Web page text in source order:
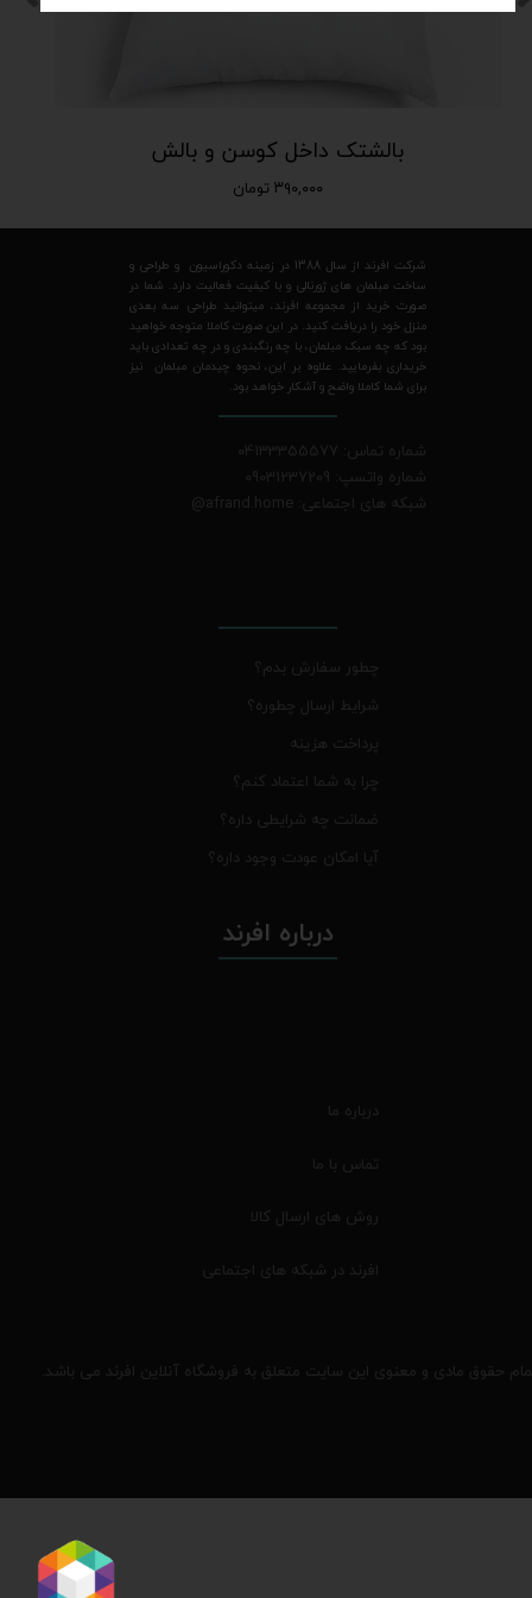
بالشتک داخل کوسن و بالش
۳۹۰,۰۰۰ تومان
شرکت افرند از سال 1388 در زمینه دکوراسیون و طراحی و
ساخت مبلمان های ژورنالی و با کیفیت فعالیت دارد. شما در
صورت خرید از مجموعه افرند، میتوانید طراحی سه بعدی
منزل خود را دریافت کنید. در این صورت کاملا متوجه خواهید
بود که چه سبک مبلمان، با چه رنگبندی و در چه تعدادی باید
خریداری بفرمایید. علاوه بر این، نحوه چیدمان مبلمان نیز
برای شما کاملا واضح و آشکار خواهد بود.
شماره تماس: 04133355577
شماره واتسپ: 09031237209
شبکه های اجتماعی: afrand.home
@
چطور سفارش بدم؟
شرایط ارسال چطوره؟
پرداخت هزینه
چرا به شما اعتماد کنم؟
ضمانت چه شرایطی داره؟
آیا امکان عودت وجود داره؟
حقوق مادی و معنوی این سایت متعلق به فروشگاه آنلاین افرند می باشد.
درباره افرند
درباره ما
تماس با ما
روش های ارسال کالا
افرند در شبکه های اجتماعی